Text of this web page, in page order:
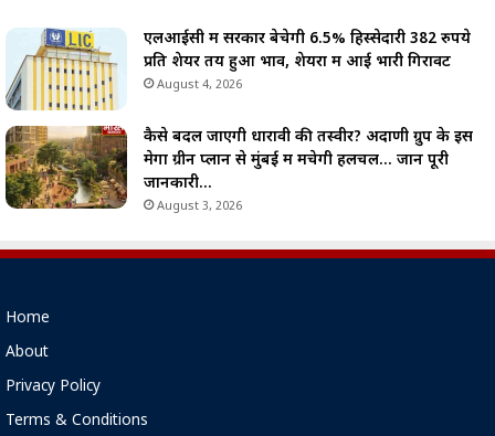
एलआईसी में सरकार बेचेगी 6.5% हिस्सेदारी 382 रुपये
प्रति शेयर तय हुआ भाव, शेयरों में आई भारी गिरावट
August 4, 2026
कैसे बदल जाएगी धारावी की तस्वीर? अदाणी ग्रुप के इस
मेगा ग्रीन प्लान से मुंबई में मचेगी हलचल… जानें पूरी
जानकारी…
August 3, 2026
Home
About
Privacy Policy
Terms & Conditions